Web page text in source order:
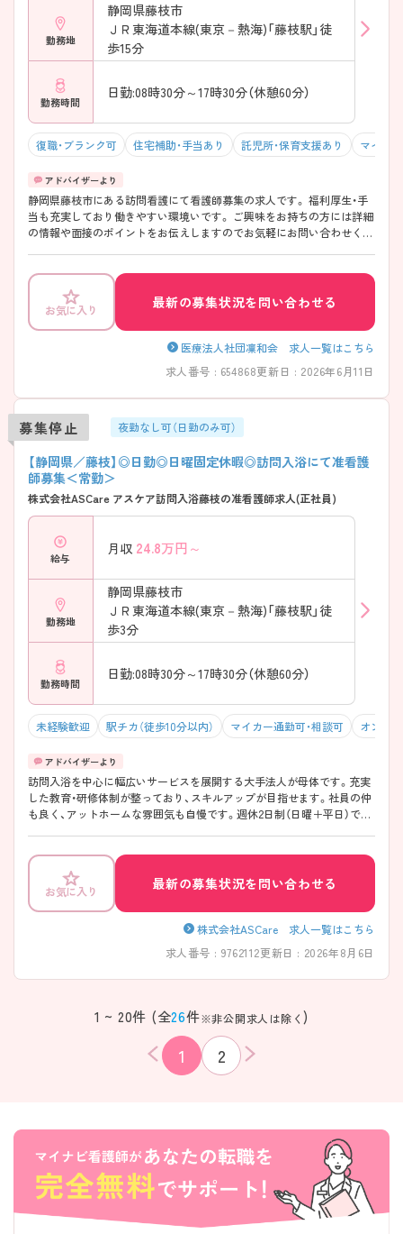
該当件数
件
条件を
検索する
勤務地
静岡県藤枝市
ＪＲ東海道本線(東京－熱海)「藤枝駅」徒
歩15分
勤務時間
日勤:08時30分～17時30分（休憩60分）
復職・ブランク可 住宅補助・手当あり 託児所・保育支援あり マイカ
静岡県藤枝市にある訪問看護にて看護師募集の求人です。 福利厚生・手
当も充実しており働きやすい環境いです。 ご興味をお持ちの方には詳細
の情報や面接のポイントをお伝えしますのでお気軽にお問い合わせくだ
お気に入り 最新の募集状況を問い合わせる
医療法人社団凜和会 求人一覧はこちら
求人番号 : 654868更新日 : 2026年6月11日
募集停止 夜勤なし可（日勤のみ可）
【静岡県／藤枝】◎日勤◎日曜固定休暇◎訪問入浴にて准看護
師募集＜常勤＞
株式会社ASCare アスケア訪問入浴藤枝の准看護師求人(正社員)
給与
月収 24.8万円～
勤務地
静岡県藤枝市
ＪＲ東海道本線(東京－熱海)「藤枝駅」徒
歩3分
勤務時間
日勤:08時30分～17時30分（休憩60分）
未経験歓迎 駅チカ（徒歩10分以内） マイカー通勤可・相談可 オンコ
訪問入浴を中心に幅広いサービスを展開する大手法人が母体です。充実
した教育・研修体制が整っており、スキルアップが目指せます。社員の仲
も良く、アットホームな雰囲気も自慢です。週休2日制（日曜＋平日）で残
丁寧に向き合い、たくさんの「ありがとう」が生まれるやりがいのある職
場です。興味をお持ちの方はお気軽にお問い合わせ下さい！
お気に入り
最新の募集状況を問い合わせる
株式会社ASCare 求人一覧はこちら
求人番号 : 9762112更新日 : 2026年8月6日
1 ~ 20件 (全26件※非公開求人は除く )
1 2